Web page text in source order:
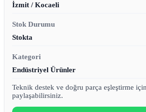
İzmit / Kocaeli
Stok Durumu
Stokta
Kategori
Endüstriyel Ürünler
Teknik destek ve doğru parça eşleştirme
paylaşabilirsiniz.